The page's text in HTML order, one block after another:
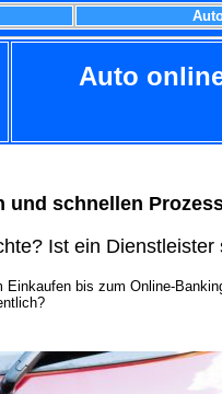
Auto
und schnellen
Ist ein Dienstleister
bis zum Online-